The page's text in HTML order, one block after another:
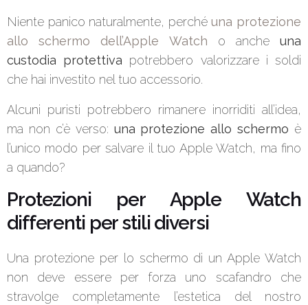
Niente panico naturalmente, perchéuna protezione
allo schermo dell’Apple Watch o ancheuna
custodia protettiva potrebbero valorizzare i soldi
che hai investito nel tuo accessorio.
Alcuni puristi potrebbero rimanere inorriditi all’idea,
ma non c’è verso: una protezione allo schermo è
l’unico modo per salvare il tuo Apple Watch, ma fino
a quando?
Protezioni per Apple Watch
differenti per stili diversi
Una protezione per lo schermo di un Apple Watch
non deve essere per forza uno scafandro che
stravolge completamente l’estetica del nostro